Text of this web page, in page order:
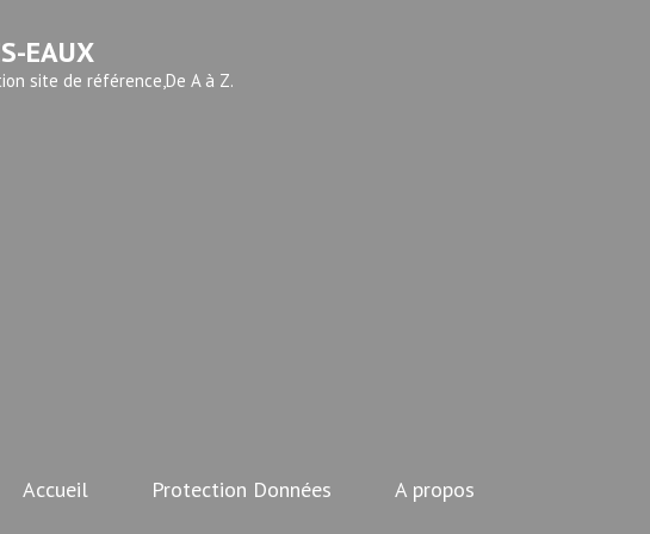
EAUX
site de référence,De A à Z.
Accueil Protection Données A propos